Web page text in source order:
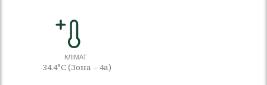
КЛІМАТ
-34.4°C (Зона – 4а)